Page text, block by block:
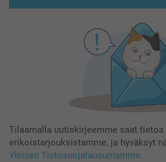
Tilaamalla uutiskirjeemme saat
erikoistarjouksistamme, ja hyväksyt
Yleisen Tietosuojalausumamme.